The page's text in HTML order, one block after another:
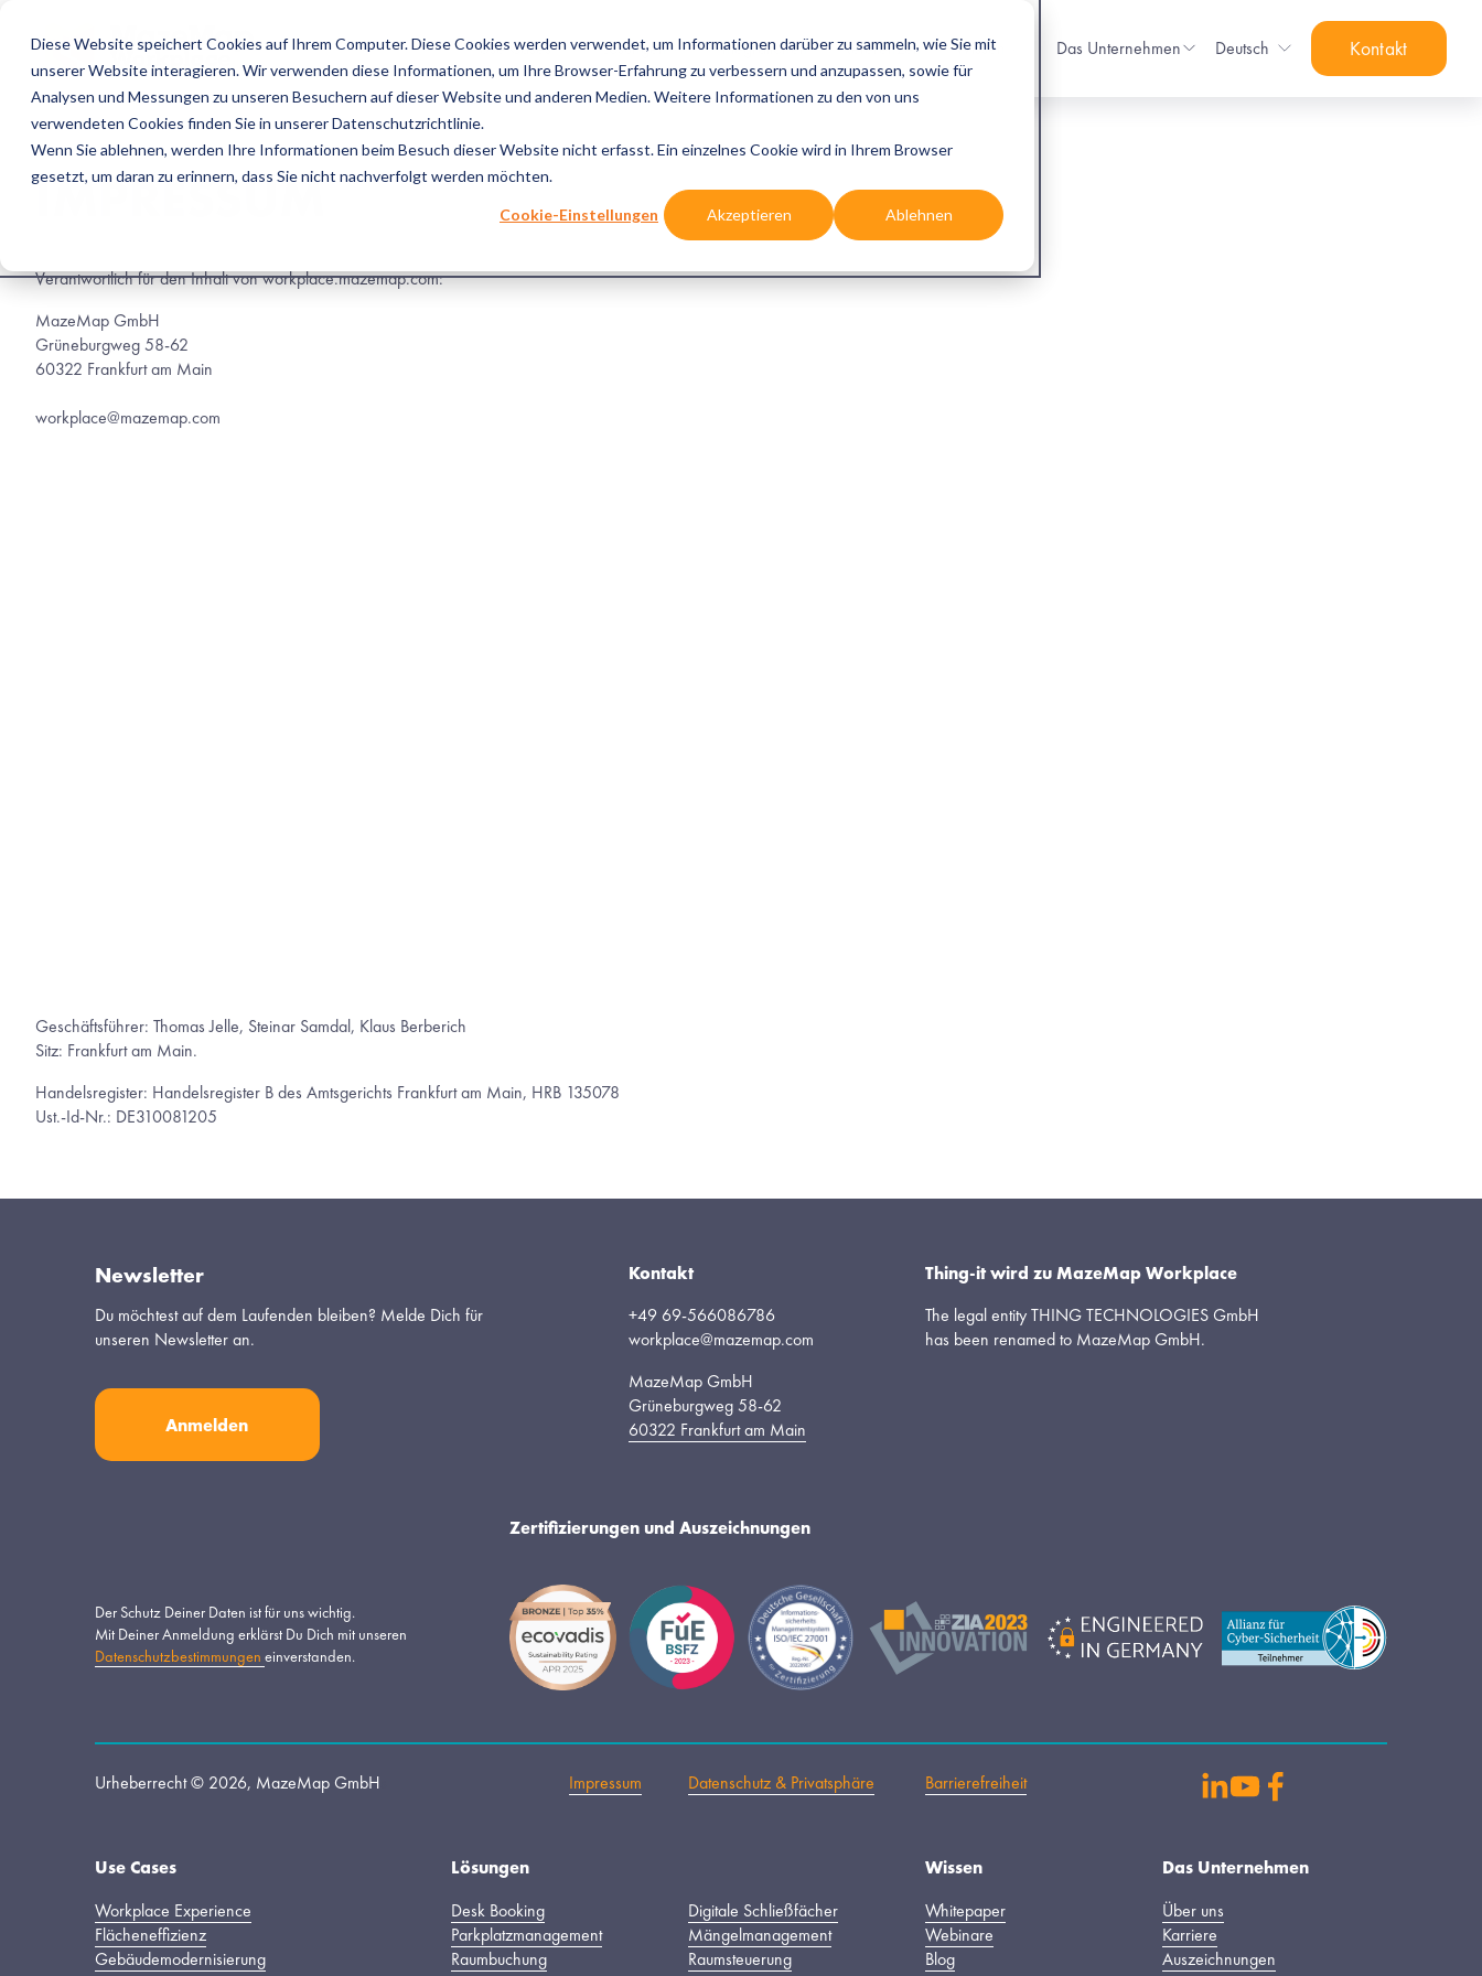
Diese Website speichert Cookies auf Ihrem Computer. Diese Cookies werden verwendet, um Informationen darüber zu sammeln, wie Sie mit
unserer Website interagieren. Wir verwenden diese Informationen, um Ihre Browser-Erfahrung zu verbessern und anzupassen, sowie für
Analysen und Messungen zu unseren Besuchern auf dieser Website und anderen Medien. Weitere Informationen zu den von uns
verwendeten Cookies finden Sie in unserer Datenschutzrichtlinie.
Wenn Sie ablehnen, werden Ihre Informationen beim Besuch dieser Website nicht erfasst. Ein einzelnes Cookie wird in Ihrem Browser
gesetzt, um daran zu erinnern, dass Sie nicht nachverfolgt werden möchten.
Cookie-Einstellungen Akzeptieren Ablehnen
Use Cases Lösungen Integrationen Referenzen Wissen Das Unternehmen Deutsch Kontakt
IMPRESSUM
Verantwortlich für den Inhalt von workplace.mazemap.com:
MazeMap GmbH
Grüneburgweg 58-62
60322 Frankfurt am Main
workplace@mazemap.com
Geschäftsführer: Thomas Jelle, Steinar Samdal, Klaus Berberich
Sitz: Frankfurt am Main.
Handelsregister: Handelsregister B des Amtsgerichts Frankfurt am Main, HRB 135078
Ust.-Id-Nr.: DE310081205
Newsletter
Du möchtest auf dem Laufenden bleiben? Melde Dich für
unseren Newsletter an.
Anmelden
Der Schutz Deiner Daten ist für uns wichtig.
Mit Deiner Anmeldung erklärst Du Dich mit unseren
Datenschutzbestimmungen einverstanden.
Kontakt
+49 69-566086786
workplace@mazemap.com
MazeMap GmbH
Grüneburgweg 58-62
60322 Frankfurt am Main
Wissen
Whitepaper
Webinare
Blog
Use Cases
Workplace Experience
Flächeneffizienz
Gebäudemodernisierung
Thing-it wird zu MazeMap Workplace
The legal entity THING TECHNOLOGIES GmbH
has been renamed to MazeMap GmbH.
Zertifizierungen und Auszeichnungen
Impressum Datenschutz & Privatsphäre Barrierefreiheit
Urheberrecht © 2026, MazeMap GmbH
Lösungen
Desk Booking
Parkplatzmanagement
Raumbuchung
Digitale Schließfächer
Mängelmanagement
Raumsteuerung
Das Unternehmen
Über uns
Karriere
Auszeichnungen